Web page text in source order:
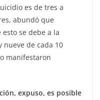
es de tres a
abundó que
se debe a la
nueve de cada 10
manifestaron
expuso, es posible